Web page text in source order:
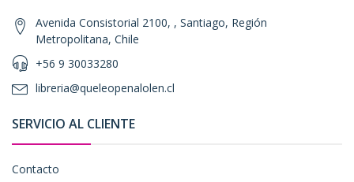
Avenida Consistorial 2100, , Santiago, Región
Metropolitana, Chile
+56 9 30033280
libreria@queleopenalolen.cl
SERVICIO AL CLIENTE
Contacto